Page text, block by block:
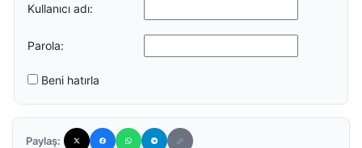
Kullanıcı adı:
Parola:
Beni hatırla
Paylaş: